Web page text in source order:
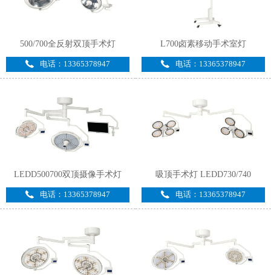
500/700全反射双顶手术灯
电话：13365378947
L700卤素移动手术室灯
电话：13365378947
LEDD500700双顶摄像手术灯
电话：13365378947
吸顶手术灯 LEDD730/740
电话：13365378947